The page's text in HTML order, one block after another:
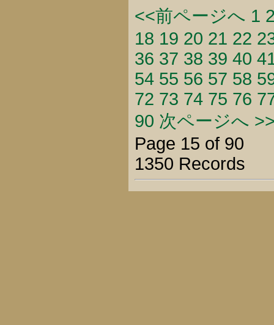
<<前ページへ 1
18 19 20 21 22
36 37 38 39 40
54 55 56 57 58
72 73 74 75 76
90 次ページへ
Page 15 of 90
1350 Records